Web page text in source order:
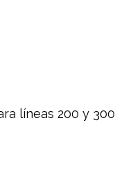
líneas 200 y 300